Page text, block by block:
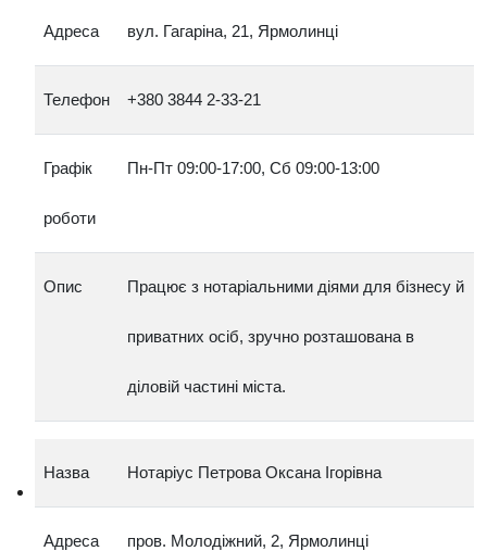
Адреса вул. Гагаріна, 21, Ярмолинці
Телефон +380 3844 2‑33‑21
Графік
роботи
Пн‑Пт 09:00‑17:00, Сб 09:00‑13:00
Опис Працює з нотаріальними діями для бізнесу й
приватних осіб, зручно розташована в
діловій частині міста.
Назва Нотаріус Петрова Оксана Ігорівна
Адреса пров. Молодіжний, 2, Ярмолинці